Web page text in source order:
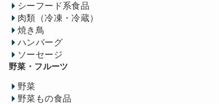
シーフード系食品
肉類（冷凍・冷蔵）
焼き鳥
ハンバーグ
ソーセージ
野菜・フルーツ
野菜
野菜もの食品